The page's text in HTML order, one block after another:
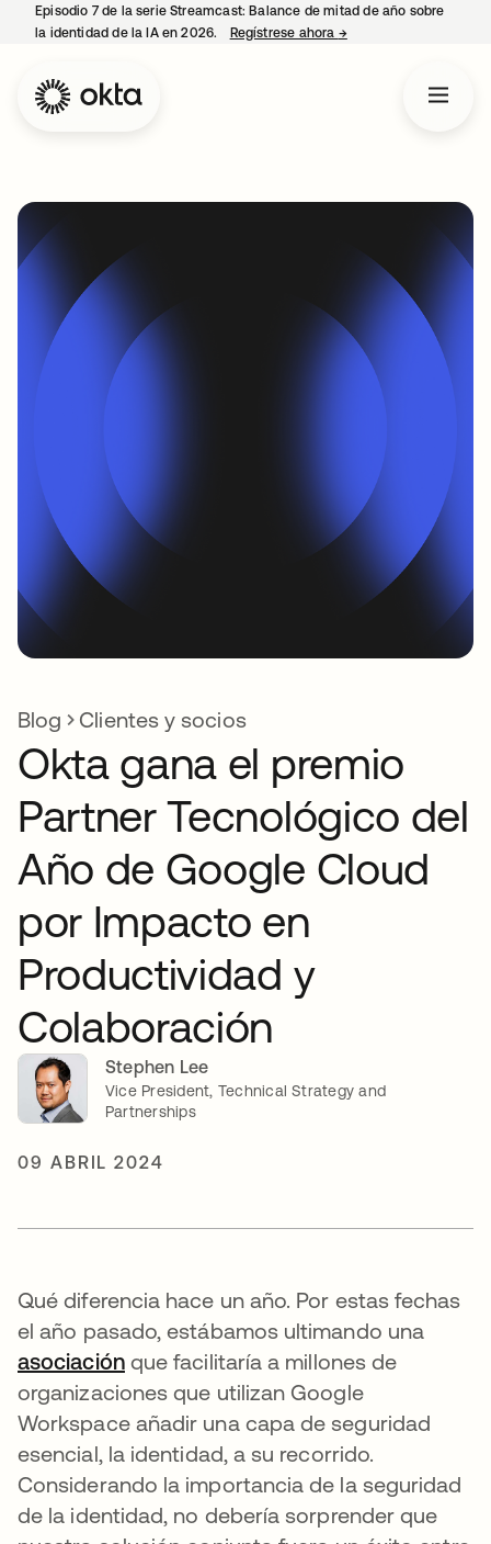
Episodio 7 de la serie Streamcast: Balance de mitad de año sobre
la identidad de la IA en 2026.
Regístrese ahora →se abre en una
Blog Clientes y socios
Okta gana el premio
Partner Tecnológico del
Año de Google Cloud
por Impacto en
Productividad y
Colaboración
Stephen Lee
Vice President, Technical Strategy and
Partnerships
09 ABRIL 2024
Qué diferencia hace un año. Por estas fechas
el año pasado, estábamos ultimando una
asociaciónse abre en una pestaña nueva
que facilitaría a millones de
organizaciones que utilizan Google
Workspace añadir una capa de seguridad
esencial, la identidad, a su recorrido.
Considerando la importancia de la seguridad
de la identidad, no debería sorprender que